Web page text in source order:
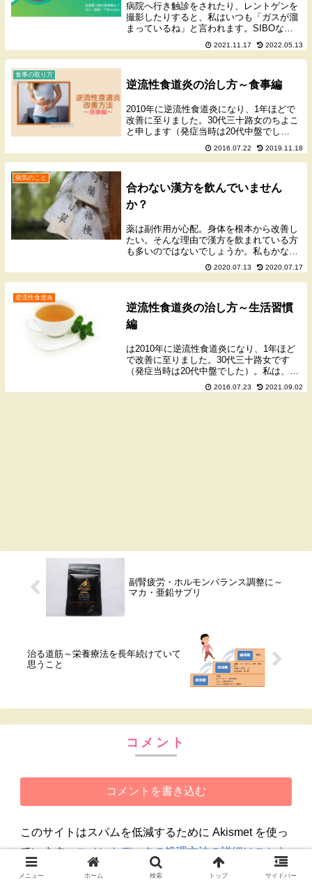
病院へ行き触診をされたり、レントゲンを
撮影したりすると、私はいつも「ガスが溜
まっているね」と言われます。SIBOなの
か厳密にはわからないのですが（FODMAP
食でもいまいち改善しなかったので）、ガ
スが溜まりやすいのはたしかなのでSIBO
2021.11.17 2022.05.13
食事の取り方
逆流性食道炎の治し方～食事編
2010年に逆流性食道炎になり、1年ほどで
改善に至りました。30代三十路女のちよこ
と申します（発症当時は20代中盤でし
た）。薬に頼らない、逆流性食道炎の治し
方。今回は食事内容編です。ちなみに私は
8年前に逆流性食道炎を患いましたが、1年
2016.07.22 2019.11.18
病気のこと
合わない漢方を飲んでいません
か？
薬は副作用が心配。身体を根本から改善し
たい。そんな理由で漢方を飲まれている方
も多いのではないでしょうか。私もかなり
多用していました。六君子湯、加味逍遥
散、加味帰脾湯、小建中湯……などなど、
漢方内科で処方してもらい飲んでいた時期
2020.07.13 2020.07.17
逆流性食道炎
逆流性食道炎の治し方～生活習慣
編
は2010年に逆流性食道炎になり、1年ほど
で改善に至りました。30代三十路女です
（発症当時は20代中盤でした）。私は、当
時PPI（胃酸を抑える薬）であるパリエッ
トを毎日2錠長期服用していました。その
2016.07.23 2021.09.02
副腎疲労・ホルモンバランス調整に～
マカ・亜鉛サプリ
治る道筋～栄養療法を長年続けていて
思うこと
コメント
コメントを書き込む
このサイトはスパムを低減するために Akismet を使っ
ています。コメントデータの処理方法の詳細はこちら
をご覧ください
。
メニュー ホーム 検索 トップ サイドバー